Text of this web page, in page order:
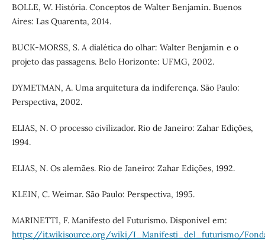
BOLLE, W. História. Conceptos de Walter Benjamin. Buenos
Aires: Las Quarenta, 2014.
BUCK-MORSS, S. A dialética do olhar: Walter Benjamin e o
projeto das passagens. Belo Horizonte: UFMG, 2002.
DYMETMAN, A. Uma arquitetura da indiferença. São Paulo:
Perspectiva, 2002.
ELIAS, N. O processo civilizador. Rio de Janeiro: Zahar Edições,
1994.
ELIAS, N. Os alemães. Rio de Janeiro: Zahar Edições, 1992.
KLEIN, C. Weimar. São Paulo: Perspectiva, 1995.
MARINETTI, F. Manifesto del Futurismo. Disponível em:
https://it.wikisource.org/wiki/I_Manifesti_del_futurismo/